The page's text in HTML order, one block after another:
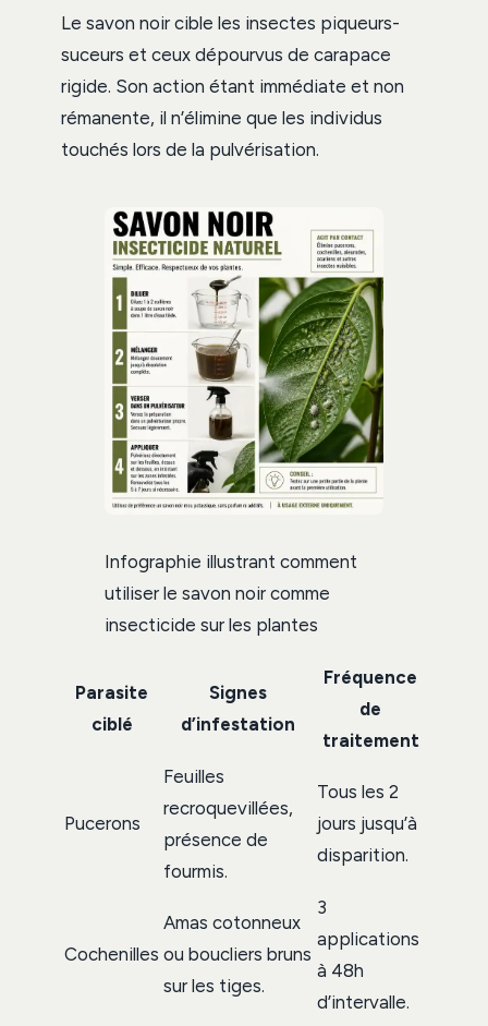
Le savon noir cible les insectes piqueurs-
suceurs et ceux dépourvus de carapace
rigide. Son action étant immédiate et non
rémanente, il n’élimine que les individus
touchés lors de la pulvérisation.
Infographie illustrant comment
utiliser le savon noir comme
insecticide sur les plantes
Parasite
ciblé
Signes
d’infestation
Fréquence
de
traitement
Pucerons
Feuilles
recroquevillées,
présence de
fourmis.
Tous les 2
jours jusqu’à
disparition.
Cochenilles
Amas cotonneux
ou boucliers bruns
sur les tiges.
3
applications
à 48h
d’intervalle.